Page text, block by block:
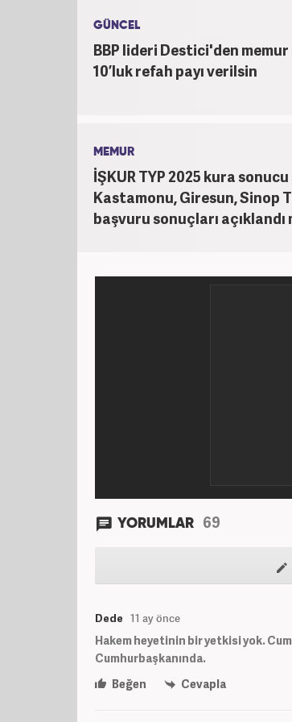
Haber7.com’da “Gündem
GÜNCEL
BBP lideri Destici'den memur
10’luk refah payı verilsin
MEMUR
İŞKUR TYP 2025 kura
Kastamonu, Giresun, Sinop
başvuru sonuçları açıklandı
YORUMLAR 69
Dede 11 ay önce
Hakem heyetinin bir yetkisi yok.
Cumhurbaşkanında.
Beğen
Cevapla